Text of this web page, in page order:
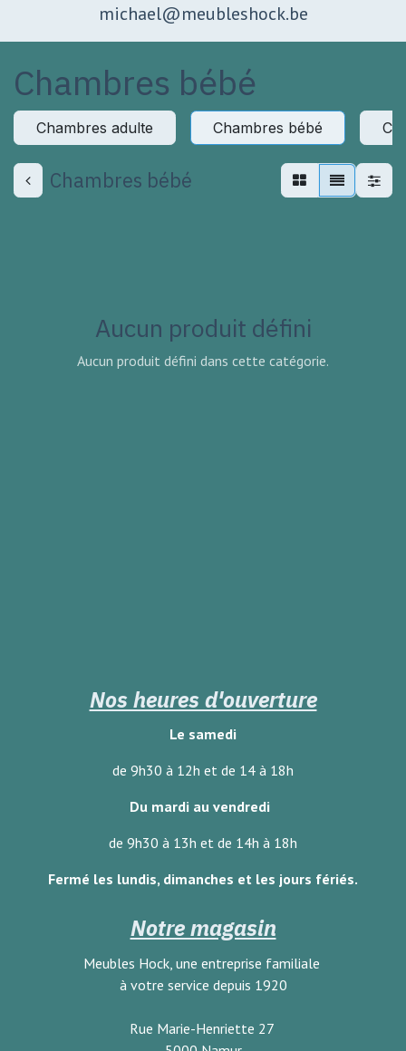
michael@meubleshock.be
Chambres bébé
Chambres adulte Chambres bébé
Chambres bébé
Aucun produit défini
Aucun produit défini dans cette catégorie.
Nos heures d'ouverture
Le samedi
de 9h30 à 12h et de 14 à 18h
Du mardi au vendredi
de 9h30 à 13h et de 14h à 18h
Fermé les lundis, dimanches et les jours fériés.
Notre magasin
Meubles Hock, une entreprise familiale
à votre service depuis 1920
Rue Marie-Henriette 27